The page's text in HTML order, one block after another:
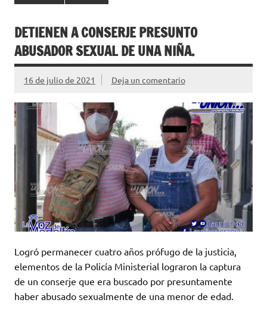
DETIENEN A CONSERJE PRESUNTO
ABUSADOR SEXUAL DE UNA NIÑA.
16 de julio de 2021 Deja un comentario
Logró permanecer cuatro años prófugo de la justicia,
elementos de la Policía Ministerial lograron la captura
de un conserje que era buscado por presuntamente
haber abusado sexualmente de una menor de edad.